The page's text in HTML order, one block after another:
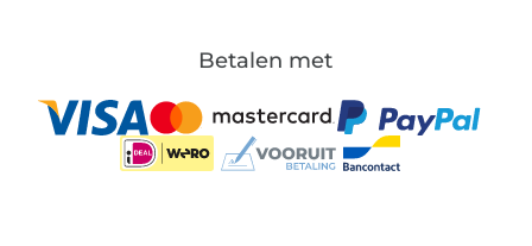
Betalen met